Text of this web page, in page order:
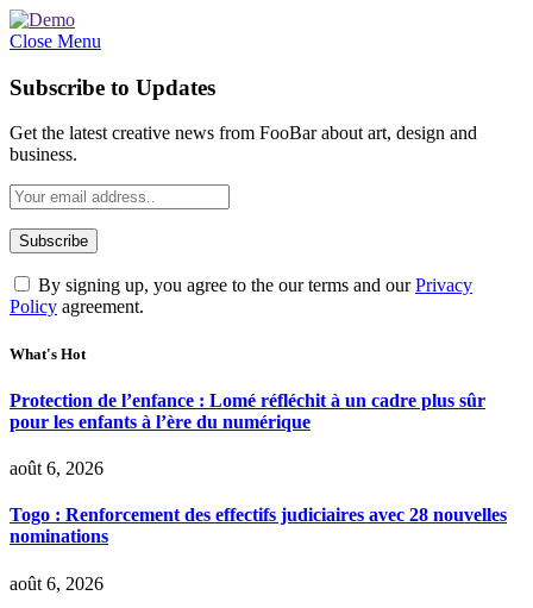
Close Menu
Subscribe to Updates
Get the latest creative news from FooBar about art, design and
business.
By signing up, you agree to the our terms and ourPrivacy
Policy agreement.
What's Hot
Protection de l’enfance : Lomé réfléchit à un cadre plus sûr
pour les enfants à l’ère du numérique
août 6, 2026
Togo : Renforcement des effectifs judiciaires avec 28 nouvelles
nominations
août 6, 2026